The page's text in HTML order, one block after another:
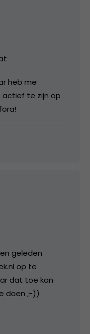
heb me
te zijn op
geleden
op te
dat toe kan
doen ;-))